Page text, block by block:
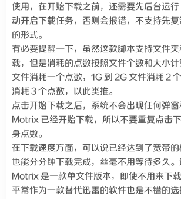
使用，在开始下载之前，还需要先后台运
动开启下载任务，否则会报错，不支持先
的形式。
有必要提醒一下，虽然这款脚本支持文件
载，但是消耗的点数按照文件个数和大小
文件消耗一个点数，1G 到 2G 文件消耗 2
消耗 3 个点数，以此类推。
点击开始下载之后，系统不会出现任何弹
Motrix 已经开始下载，所以不要重复点击
身点数。
在下载速度方面，可以说已经达到了宽带
也能分分钟下载完成，丝毫不用等待多久
Motrix 是一款单文件版本，即使不用来下载
平常作为一款替代迅雷的软件也是不错的